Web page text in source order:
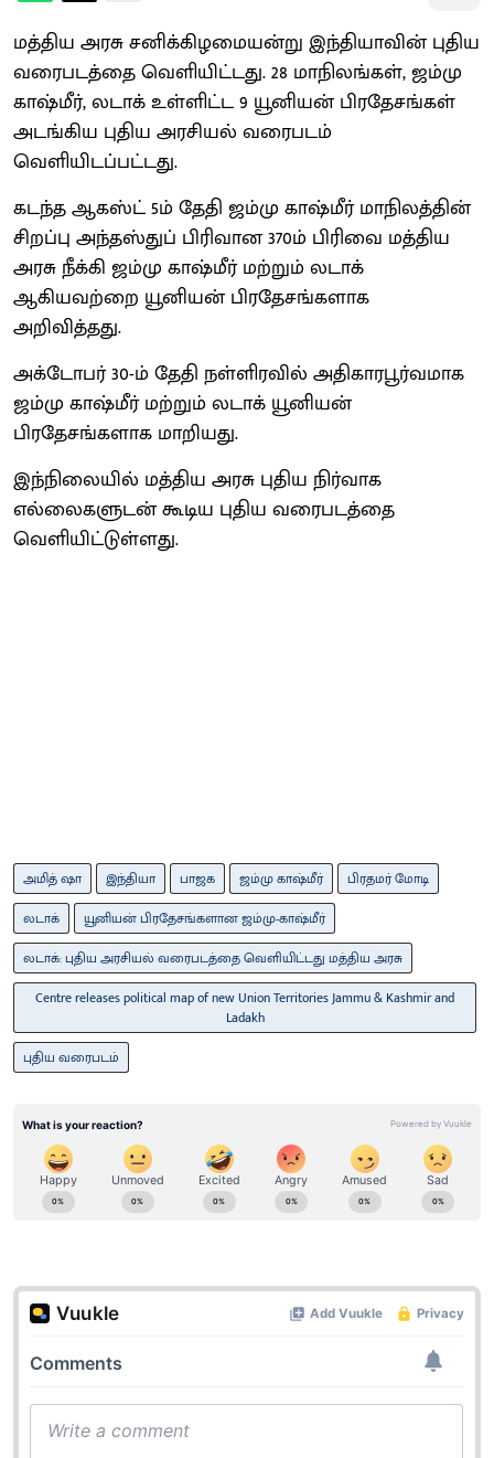
மத்திய அரசு சனிக்கிழமையன்று இந்தியாவின் புதிய
வரைபடத்தை வெளியிட்டது. 28 மாநிலங்கள், ஜம்மு
காஷ்மீர், லடாக் உள்ளிட்ட 9 யூனியன் பிரதேசங்கள்
அடங்கிய புதிய அரசியல் வரைபடம்
வெளியிடப்பட்டது.
கடந்த ஆகஸ்ட் 5ம் தேதி ஜம்மு காஷ்மீர் மாநிலத்தின்
சிறப்பு அந்தஸ்துப் பிரிவான 370ம் பிரிவை மத்திய
அரசு நீக்கி ஜம்மு காஷ்மீர் மற்றும் லடாக்
ஆகியவற்றை யூனியன் பிரதேசங்களாக
அறிவித்தது.
அக்டோபர் 30-ம் தேதி நள்ளிரவில் அதிகாரபூர்வமாக
ஜம்மு காஷ்மீர் மற்றும் லடாக் யூனியன்
பிரதேசங்களாக மாறியது.
இந்நிலையில் மத்திய அரசு புதிய நிர்வாக
எல்லைகளுடன் கூடிய புதிய வரைபடத்தை
வெளியிட்டுள்ளது.
அமித் ஷா இந்தியா பாஜக ஜம்மு காஷ்மீர்
பிரதமர் மோடி
லடாக்
யூனியன் பிரதேசங்களான ஜம்மு-காஷ்மீர்
லடாக்: புதிய அரசியல் வரைபடத்தை வெளியிட்டது மத்திய அரசு
Centre releases political map of new Union Territories Jammu & Kashmir and
Ladakh
புதிய வரைபடம்